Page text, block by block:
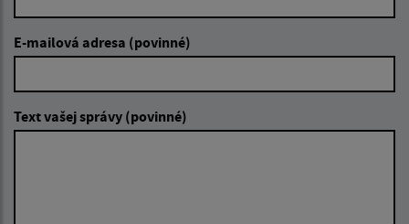
E-mailová adresa (povinné)
Text vašej správy (povinné)